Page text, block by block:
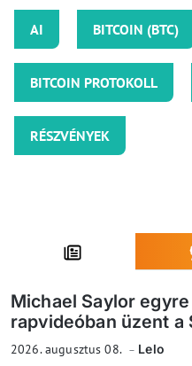
AI BITCOIN (BTC)
BITCOIN PROTOKOLL
RÉSZVÉNYEK
Michael Saylor
rapvideóban üzent a
2026. augusztus 08. Lelo